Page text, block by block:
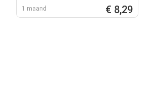
1 maand € 8,29